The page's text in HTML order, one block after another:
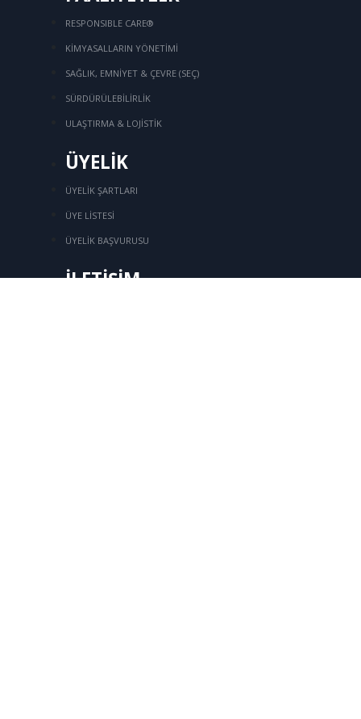
RESPONSIBLE CARE®
KİMYASALLARIN YÖNETİMİ
SAĞLIK, EMNİYET & ÇEVRE (SEÇ)
SÜRDÜRÜLEBİLİRLİK
ULAŞTIRMA & LOJİSTİK
ÜYELİK
ÜYELİK ŞARTLARI
ÜYE LİSTESİ
ÜYELİK BAŞVURUSU
İLETİŞİM